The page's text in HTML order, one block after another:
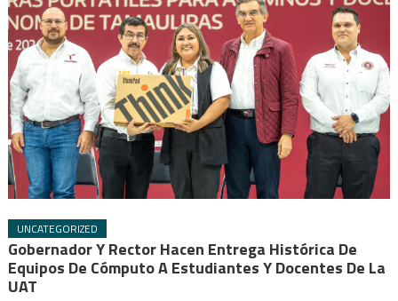
UNCATEGORIZED
Gobernador Y Rector Hacen Entrega Histórica De
Equipos De Cómputo A Estudiantes Y Docentes De La
UAT